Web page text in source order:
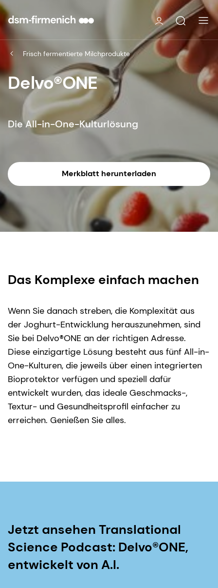
Frisch fermentierte Milchprodukte
Delvo®ONE
Die All-in-One-Kulturlösung
Merkblatt herunterladen
Das Komplexe einfach machen
Wenn Sie danach streben, die Komplexität aus
der Joghurt-Entwicklung herauszunehmen, sind
Sie bei Delvo®ONE an der richtigen Adresse.
Diese einzigartige Lösung besteht aus fünf All-in-
One-Kulturen, die jeweils über einen integrierten
Bioprotektor verfügen und speziell dafür
entwickelt wurden, das ideale Geschmacks-,
Textur- und Gesundheitsprofil einfacher zu
erreichen. Genießen Sie alles.
Jetzt ansehen Translational
Science Podcast: Delvo®ONE,
entwickelt von A.I.